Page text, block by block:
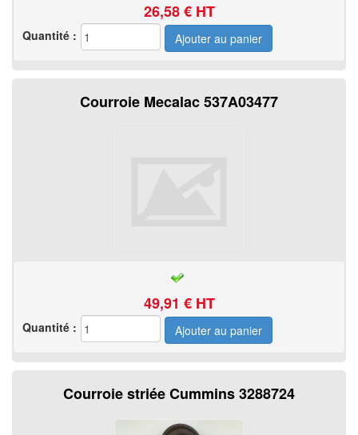
26,58€ HT
Quantité :
Courroie Mecalac 537A03477
49,91 € HT
Quantité :
Courroie striée Cummins 3288724